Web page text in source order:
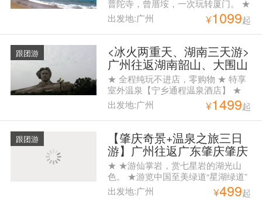
集美学村
普陀寺，曾厝垵，一次玩转厦门。 ★
【品质出游】超高性价比，超低价
格，行程当天安排每人一瓶矿泉水。
★ 【味蕾全开】厦门美食自由尝。
★ 【住宿安排】温馨便利住宿，全程
无需更换酒店。
出发地:广州 ¥1099起
跟团游 <冰火两重天、湖南三天游>
广州往返湖南韶山、大围山
国家森林公园大围山滑雪、
宁乡通程温泉、长沙岳麓山
、橘子洲头双高三天跟团游
★ 全程纯玩不进店，零购物 ★ 特享
室外温泉【宁乡通程温泉酒店】 ★
全程指定1晚当地五钻酒店
出发地:广州 ¥1499起
跟团游 【肇庆奇景+温泉之旅三日
游】广州往返广东肇庆肇庆
仙掌岩、鼎湖府、星湖绿
道、诗歌小镇、阳春春都温
泉3天2晚跟团游
★ ★游仙掌岩，赏七星岩的湖光山
色。 ★游览中国至美绿道“星湖绿道”
★浸泡世间少有的氡温泉——阳春春
都温泉 游肇庆美景，叹阳春温泉
出发地:广州 ¥499起